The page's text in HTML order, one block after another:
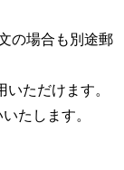
の場合も別途郵
ただけます。
たします。